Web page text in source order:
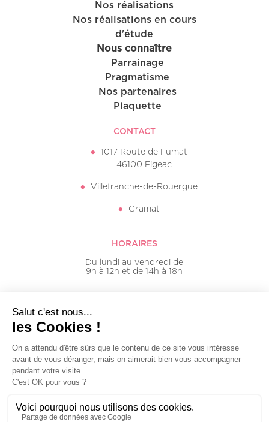
Nos réalisations
Nos réalisations en cours
d'étude
Nous connaître
Parrainage
Pragmatisme
Nos partenaires
Plaquette
CONTACT
1017 Route de Fumat
46100 Figeac
Villefranche-de-Rouergue
Gramat
HORAIRES
Du lundi au vendredi de
9h à 12h et de 14h à 18h
Mentions légales
Plan du site